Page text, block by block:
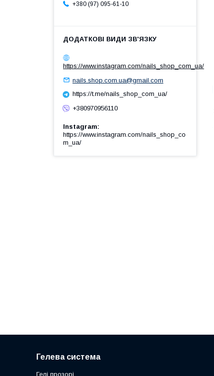
+380 (97) 095-61-10
https://www.instagram.com/nails_shop_com_ua/
nails.shop.com.ua@gmail.com
https://t.me/nails_shop_com_ua/
+380970956110
Instagram
https://www.instagram.com/nails_shop_co
m_ua/
Гелева система
Гелі прозорі